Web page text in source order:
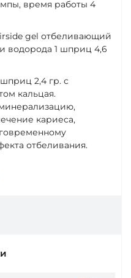
время работы 4
gel отбеливающий
водорода 1 шприц 4,6
шприц 2,4 гр. с
кальцая.
кариеса,
отбеливания.